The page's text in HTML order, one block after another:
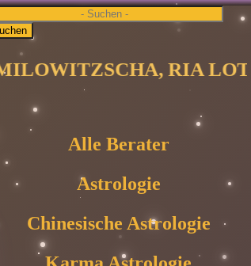
LOTTE,
Alle Berater
Astrologie
Chinesische Astrologie